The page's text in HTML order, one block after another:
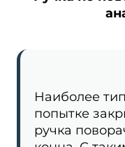
Наиболее
попытке
ручка